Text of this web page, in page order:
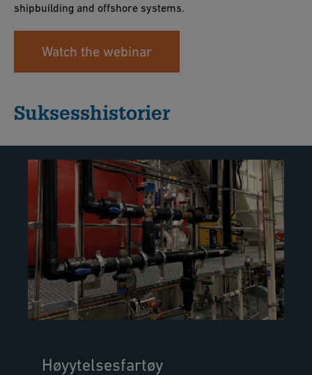
shipbuilding and offshore systems.
Watch the webinar
Suksesshistorier
Høyytelsesfartøy